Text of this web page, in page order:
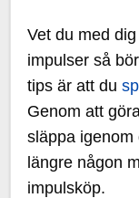
Vet du med
impulser så
tips är att du
Genom att
släppa
längre någon
impulsköp.